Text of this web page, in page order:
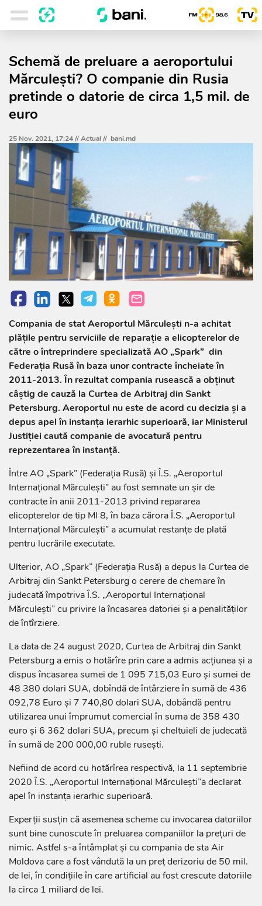
Schemă de preluare a aeroportului
Mărculești? O companie din Rusia
pretinde o datorie de circa 1,5 mil. de
euro
25 Nov. 2021, 17:24 //Actual// bani.md
Compania de stat Aeroportul Mărculești n-a achitat
plățile pentru serviciile de reparație a elicopterelor de
către o întreprindere specializată AO „Spark” din
Federația Rusă în baza unor contracte încheiate în
2011-2013. În rezultat compania rusească a obținut
câștig de cauză la Curtea de Arbitraj din Sankt
Petersburg. Aeroportul nu este de acord cu decizia și a
depus apel în instanţa ierarhic superioară, iar Ministerul
Justiției caută companie de avocatură pentru
reprezentarea în instanță.
Între AO „Spark” (Federaţia Rusă) şi Î.S. „Aeroportul
Internațional Mărculești” au fost semnate un şir de
contracte în anii 2011-2013 privind repararea
elicopterelor de tip MI 8, în baza cărora Î.S. „Aeroportul
Internațional Mărculești” a acumulat restanţe de plată
pentru lucrările executate.
Ulterior, AO „Spark” (Federaţia Rusă) a depus la Curtea de
Arbitraj din Sankt Petersburg o cerere de chemare în
judecată împotriva Î.S. „Aeroportul Internațional
Mărculești” cu privire la încasarea datoriei şi a penalităţilor
de întîrziere.
La data de 24 august 2020, Curtea de Arbitraj din Sankt
Petersburg a emis o hotărîre prin care a admis acţiunea şi a
dispus încasarea sumei de 1 095 715,03 Euro şi sumei de
48 380 dolari SUA, dobîndă de întârziere în sumă de 436
092,78 Euro şi 7 740,80 dolari SUA, dobândă pentru
utilizarea unui împrumut comercial în suma de 358 430
euro și 6 362 dolari SUA, precum şi cheltuieli de judecată
în sumă de 200 000,00 ruble ruseşti.
Nefiind de acord cu hotărîrea respectivă, la 11 septembrie
2020 Î.S. „Aeroportul Internațional Mărculești”a declarat
apel în instanţa ierarhic superioară.
Experții susțin că asemenea scheme cu invocarea datoriilor
sunt bine cunoscute în preluarea companiilor la prețuri de
nimic. Astfel s-a întâmplat și cu compania de sta Air
Moldova care a fost vândută la un preț derizoriu de 50 mil.
de lei, în condițiile în care artificial au fost crescute datoriile
la circa 1 miliard de lei.